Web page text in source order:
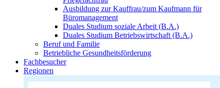
Ausbildung zur Kauffrau/zum Kaufmann für
Büromanagement
Duales Studium soziale Arbeit (B.A.)
Duales Studium Betriebswirtschaft (B.A.)
Beruf und Familie
Betriebliche Gesundheitsförderung
Fachbesucher
Regionen